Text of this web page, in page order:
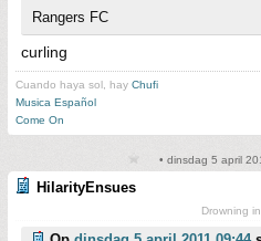
Rangers FC
curling
Cuando haya sol, hay Chufi
Musica Español
Come On
• dinsdag 5 april
HilarityEnsues
Drowning